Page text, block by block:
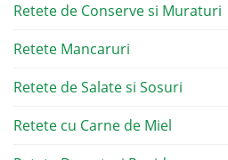
Retete de Conserve si Muraturi
Retete Mancaruri
Retete de Salate si Sosuri
Retete cu Carne de Miel